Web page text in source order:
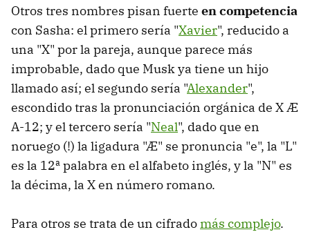
Otros tres nombres pisan fuerte en competencia
con Sasha: el primero sería "Xavier", reducido a
una "X" por la pareja, aunque parece más
improbable, dado que Musk ya tiene un hijo
llamado así; el segundo sería "Alexander",
escondido tras la pronunciación orgánica de X Æ
A-12; y el tercero sería "Neal", dado que en
noruego (!) la ligadura "Æ" se pronuncia "e", la "L"
es la 12ª palabra en el alfabeto inglés, y la "N" es
la décima, la X en número romano.
Para otros se trata de un cifradomás complejo.